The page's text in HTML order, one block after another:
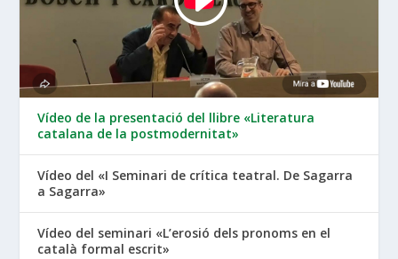
Vídeo de la presentació del llibre «Literatura
catalana de la postmodernitat»
Vídeo del «I Seminari de crítica teatral. De Sagarra
a Sagarra»
Vídeo del seminari «L’erosió dels pronoms en el
català formal escrit»